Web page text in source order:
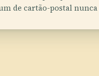
de cartão-postal